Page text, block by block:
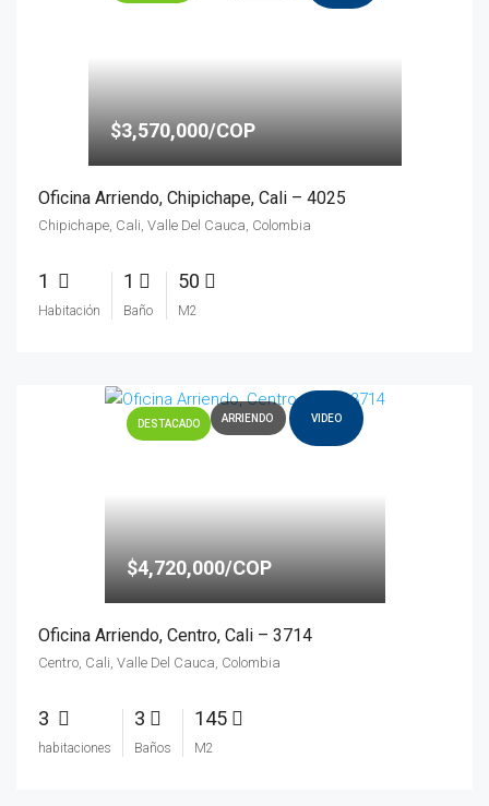
$3,570,000/COP
Oficina Arriendo, Chipichape, Cali – 4025
Chipichape, Cali, Valle Del Cauca, Colombia
1
Habitación
1
Baño
50
M2
DESTACADO ARRIENDO VIDEO
$4,720,000/COP
Oficina Arriendo, Centro, Cali – 3714
Centro, Cali, Valle Del Cauca, Colombia
3
habitaciones
3
Baños
145
M2